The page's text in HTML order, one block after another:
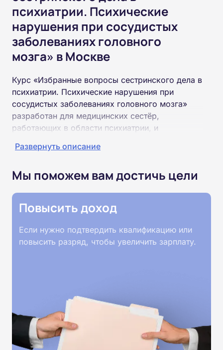
психиатрии. Психические
нарушения при сосудистых
заболеваниях головного
мозга» в Москве
Курс «Избранные вопросы сестринского дела в
психиатрии. Психические нарушения при
сосудистых заболеваниях головного мозга»
разработан для медицинских сестёр,
работающих в области психиатрии, и
знания. Программа рассчитана на 36 часов и
программы изучаются психические нарушения,
сосудистых заболеваний головного мозга, а
также особенности сестринского ухода за
теоретические основы, принципы сестринского
ухода, особенности взаимодействия с
видеолекций и без видеоконференций, что
позволяет учиться в удобное время. После
каждого раздела предусмотрены тесты, а
итоговая аттестация проводится дистанционно.
По завершении курса выдаётся удостоверение
Развернуть описание
Мы поможем вам достичь цели
Повысить доход
Если нужно подтвердить квалификацию или
повысить разряд, чтобы увеличить зарплату.